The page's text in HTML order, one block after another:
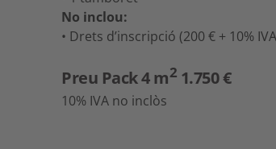
No inclou:
• Drets d’inscripció (200 € + 10%
Preu Pack 4 m2 1.750 €
10% IVA no inclòs